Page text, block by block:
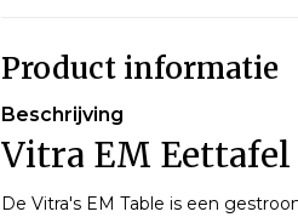
Product informatie
Beschrijving
Vitra EM
De Vitra's EM Table is een